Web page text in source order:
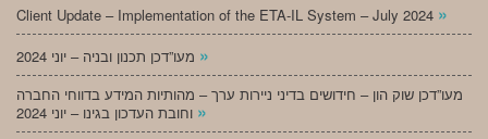
Client Update – Implementation of the ETA-IL System – July 2024 »
»
מעו”דכן שוק הון – חידושים בדיני ניירות ערך – מהותיות המידע בדווחי החברה
»